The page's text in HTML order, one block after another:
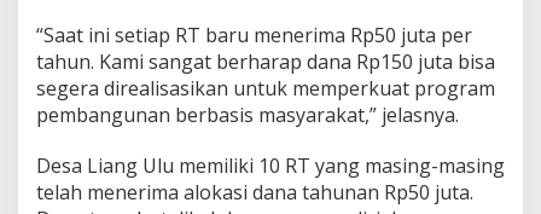
“Saat ini setiap RT baru menerima Rp50 juta per
tahun. Kami sangat berharap dana Rp150 juta bisa
segera direalisasikan untuk memperkuat program
pembangunan berbasis masyarakat,” jelasnya.
Desa Liang Ulu memiliki 10 RT yang masing-masing
telah menerima alokasi dana tahunan Rp50 juta.